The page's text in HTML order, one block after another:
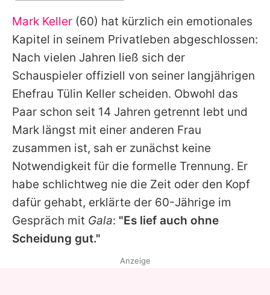
Alle Themen auf Promiflash
Jobs
App runterladen
Team
Redaktionelle Richtlinien
Impressum
Datenschutzerklärung
Nutzungsbedingungen
Utiq verwalten
Mark Keller (60) hat kürzlich ein emotionales
Kapitel in seinem Privatleben abgeschlossen:
Nach vielen Jahren ließ sich der
Schauspieler offiziell von seiner langjährigen
Ehefrau Tülin Keller scheiden. Obwohl das
Paar schon seit 14 Jahren getrennt lebt und
Mark längst mit einer anderen Frau
zusammen ist, sah er zunächst keine
Notwendigkeit für die formelle Trennung. Er
habe schlichtweg nie die Zeit oder den Kopf
dafür gehabt, erklärte der 60-Jährige im
Gespräch mit Gala: "Es lief auch ohne
Scheidung gut."
Anzeige